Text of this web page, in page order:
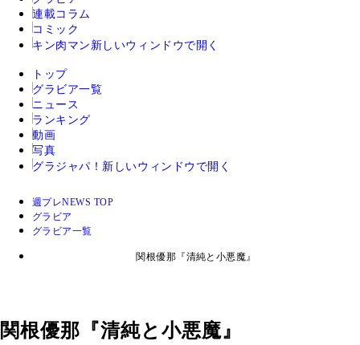
連載コラム
コミック
キン肉マン 新しいウィンドウで開く
トップ
グラビア一覧
ニュース
ランキング
動画
写真
グラジャパ！ 新しいウィンドウで開く
週プレNEWS TOP
グラビア
グラビア一覧
関根優那『清純と小悪魔』
関根優那『清純と小悪魔』